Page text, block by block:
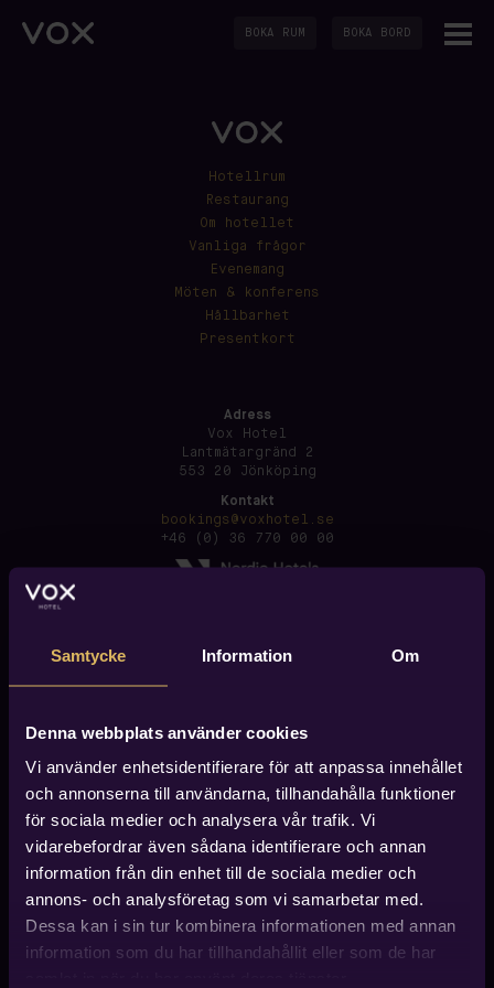
Samtycke Information Om
Denna webbplats använder cookies
Vi använder enhetsidentifierare för att anpassa innehållet
och annonserna till användarna, tillhandahålla funktioner
för sociala medier och analysera vår trafik. Vi
vidarebefordrar även sådana identifierare och annan
information från din enhet till de sociala medier och
annons- och analysföretag som vi samarbetar med.
Dessa kan i sin tur kombinera informationen med annan
information som du har tillhandahållit eller som de har
BOKA RUM BOKA BORD
Hotellrum
Restaurang
Om hotellet
Vanliga frågor
Evenemang
Möten & konferens
Hållbarhet
Presentkort
Adress
Vox Hotel
Lantmätargränd 2
553 20 Jönköping
Kontakt
bookings@voxhotel.se
+46 (0) 36 770 00 00
Hitta till Vox Hotel